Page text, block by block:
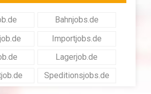
Bahnjobs.de
Importjobs.de
Lagerjob.de
Speditionsjobs.de